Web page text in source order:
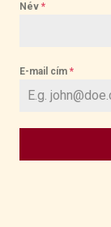
Név *
E-mail cím *